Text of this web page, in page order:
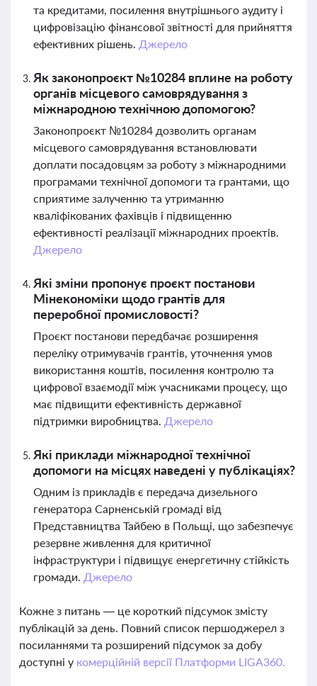
та кредитами, посилення внутрішнього аудиту і
цифровізацію фінансової звітності для прийняття
ефективних рішень. Джерело
Як законопроєкт №10284 вплине на роботу
органів місцевого самоврядування з
міжнародною технічною допомогою?
Законопроєкт №10284 дозволить органам
місцевого самоврядування встановлювати
доплати посадовцям за роботу з міжнародними
програмами технічної допомоги та грантами, що
сприятиме залученню та утриманню
кваліфікованих фахівців і підвищенню
ефективності реалізації міжнародних проектів.
Джерело
Які зміни пропонує проєкт постанови
Мінекономіки щодо грантів для
переробної промисловості?
Проєкт постанови передбачає розширення
переліку отримувачів грантів, уточнення умов
використання коштів, посилення контролю та
цифрової взаємодії між учасниками процесу, що
має підвищити ефективність державної
підтримки виробництва. Джерело
Які приклади міжнародної технічної
допомоги на місцях наведені у публікаціях?
Одним із прикладів є передача дизельного
генератора Сарненській громаді від
Представництва Тайбею в Польщі, що забезпечує
резервне живлення для критичної
інфраструктури і підвищує енергетичну стійкість
громади. Джерело
Кожне з питань — це короткий підсумок змісту
публікацій за день. Повний список першоджерел з
посиланнями та розширений підсумок за добу
доступні у комерційній версії Платформи LIGA360.